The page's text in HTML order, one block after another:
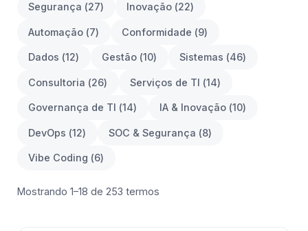
Segurança (27) Inovação (22)
Automação (7) Conformidade (9)
Dados (12) Gestão (10) Sistemas (46)
Consultoria (26) Serviços de TI (14)
Governança de TI (14) IA & Inovação (10)
DevOps (12) SOC & Segurança (8)
Vibe Coding (6)
Mostrando 1–18 de 253 termos